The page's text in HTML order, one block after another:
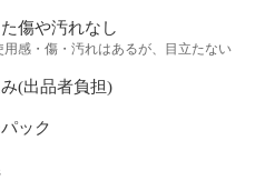
傷や汚れなし
用感・傷・汚れはあるが、目立たない
(出品者負担)
ック